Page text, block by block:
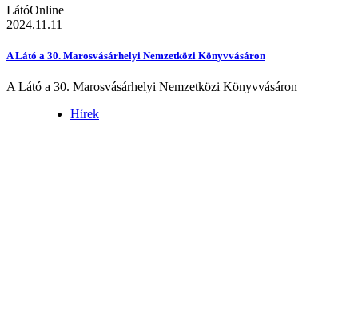
LátóOnline
2024.11.11
A Látó a 30. Marosvásárhelyi Nemzetközi Könyvvásáron
A Látó a 30. Marosvásárhelyi Nemzetközi Könyvvásáron
Hírek